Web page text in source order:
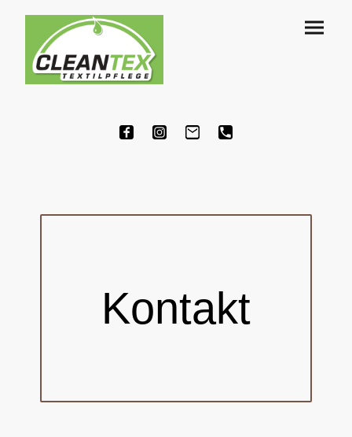
Kontakt